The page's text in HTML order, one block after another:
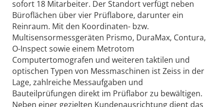
sofort 18 Mitarbeiter. Der Standort verfügt neben
Büroflächen über vier Prüflabore, darunter ein
Reinraum. Mit den Koordinaten- bzw.
Multisensormessgeräten Prismo, DuraMax, Contura,
O-Inspect sowie einem Metrotom
Computertomografen und weiteren taktilen und
optischen Typen von Messmaschinen ist Zeiss in der
Lage, zahlreiche Messaufgaben und
Bauteilprüfungen direkt im Prüflabor zu bewältigen.
Neben einer gezielten Kundenausrichtung dient das